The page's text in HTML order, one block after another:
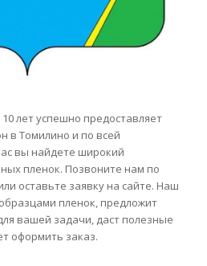
лет успешно предоставляет
в Томилино и по всей
вы найдете широкий
пленок. Позвоните нам по
оставьте заявку на сайте. Наш
пленок, предложит
вашей задачи, даст полезные
оформить заказ.